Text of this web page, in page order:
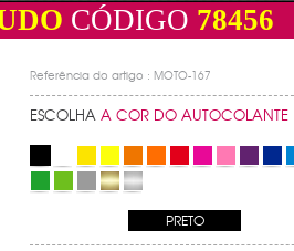
CÓDIGO 78456
Referência do artigo : MOTO-167
ESCOLHA A COR DO AUTOCOLANTE
PRETO